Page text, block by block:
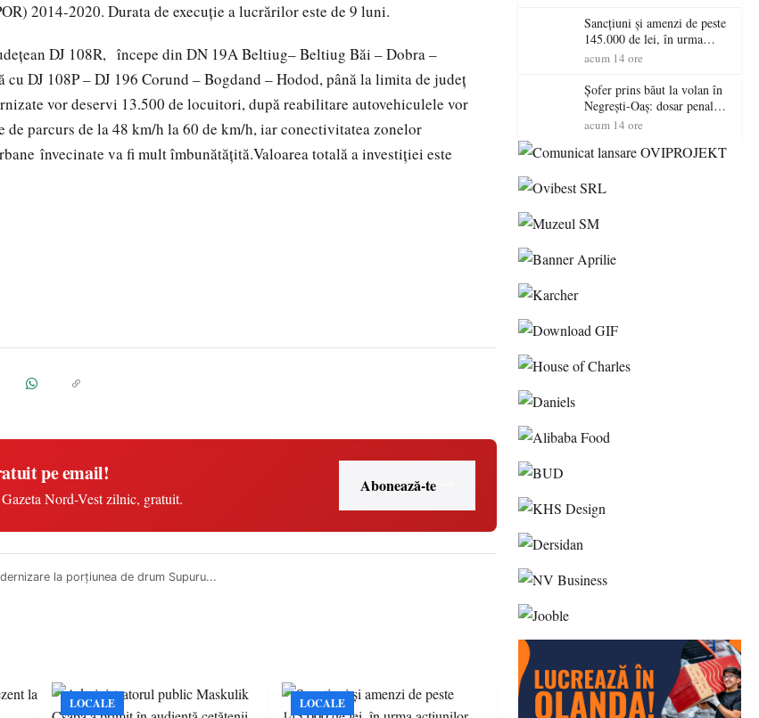
2014-2020. Duratade execuție alucrăriloreste de 9 luni.
DJ 108R, începe din DN 19ABeltiug–Beltiug Băi – Dobra –
cu DJ 108P – DJ 196 Corund –Bogdand –Hodod,pânălalimitade județ
vordeservi 13.500 de locuitori,dupăreabilitare autovehiculele vor
de parcurs de la 48 km/h la 60 de km/h,iarconectivitateazonelor
învecinate vafimult îmbunătățită.Valoareatotalăainvestiției este
pe email!
Nord-Vest zilnic, gratuit.
Abonează-te
la porțiunea de drum Supuru...
LOCALE LOCALE
Sancțiuni și amenzi de peste
145.000 de lei, în urma
acțiunilor polițiștilor
acum 14 ore
Șofer prins băut la volan în
Negrești-Oaș: dosar penal
după un control al
acum 14 ore